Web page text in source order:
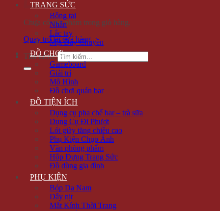
Chưa có sản phẩm trong giỏ hàng.
Quay trở lại cửa hàng
Tìm kiếm:
TRANG SỨC
Bông tai
Nhẫn
Lắc tay
Mặt Dây Chuyền
ĐỒ CHƠI
Gameboard
Giải trí
Mô Hình
Đồ chơi quán bar
ĐỒ TIỆN ÍCH
Dụng cụ pha chế bar – trà sữa
Dụng Cụ Đi Phượt
Lót giày tăng chiều cao
Phụ Kiện Chụp Ảnh
Văn phòng phẩm
Hộp Đựng Trang Sức
Đồ dùng gia đình
PHỤ KIỆN
Bóp Da Nam
Dây nịt
Mắt Kính Thời Trang